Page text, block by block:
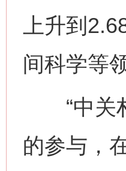
上升到
间科学等
“中关村
的参与，